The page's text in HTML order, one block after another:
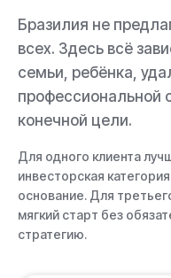
Бразилия не
всех. Здесь всё
семьи, ребёнка,
профессиональной
конечной цели.
Для одного клиента
инвесторская
основание. Для
мягкий старт без
стратегию.